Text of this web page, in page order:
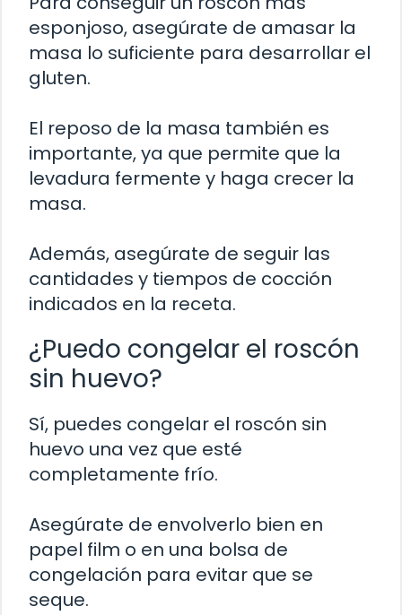
esponjoso, asegúrate de amasar la
masa lo suficiente para desarrollar el
gluten.
El reposo de la masa también es
importante, ya que permite que la
levadura fermente y haga crecer la
masa.
Además, asegúrate de seguir las
cantidades y tiempos de cocción
indicados en la receta.
¿Puedo congelar el roscón
sin huevo?
Sí, puedes congelar el roscón sin
huevo una vez que esté
completamente frío.
Asegúrate de envolverlo bien en
papel film o en una bolsa de
congelación para evitar que se
seque.